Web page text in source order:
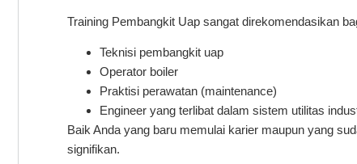
Training Pembangkit Uap sangat direkomendasikan
Teknisi pembangkit uap
Operator boiler
Praktisi perawatan (maintenance)
Engineer yang terlibat dalam sistem utilitas
Baik Anda yang baru memulai karier maupun yang
signifikan.